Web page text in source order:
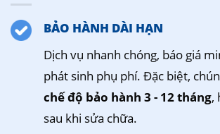
BẢO HÀNH DÀI HẠN
Dịch vụ nhanh chóng, báo giá
phát sinh phụ phí. Đặc biệt,
chế độ bảo hành 3 - 12 tháng,
sau khi sửa chữa.